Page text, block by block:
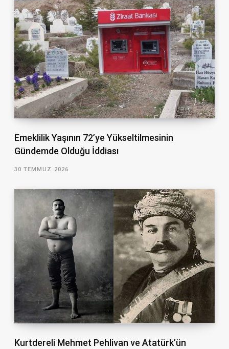
Emeklilik Yaşının 72’ye Yükseltilmesinin
Gündemde Olduğu İddiası
30 TEMMUZ 2026
Kurtdereli Mehmet Pehlivan ve Atatürk’ün